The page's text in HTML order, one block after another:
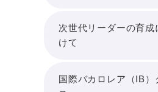
次世代リーダーの育成
けて
国際バカロレア（IB）